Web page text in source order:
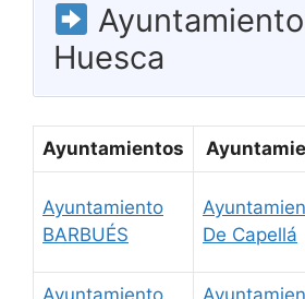
Huesca
Ayuntamientos
Ayuntamiento
BARBUÉS
De Capellá
Ayuntamiento